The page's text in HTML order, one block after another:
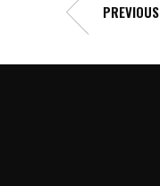
PREVIOUS